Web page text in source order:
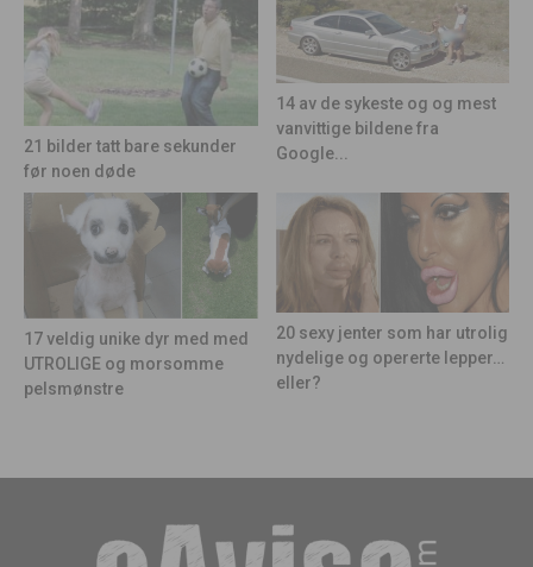
21 bilder tatt bare sekunder
før noen døde
14 av de sykeste og og mest
vanvittige bildene fra
Google...
17 veldig unike dyr med med
UTROLIGE og morsomme
pelsmønstre
20 sexy jenter som har utrolig
nydelige og opererte lepper…
eller?